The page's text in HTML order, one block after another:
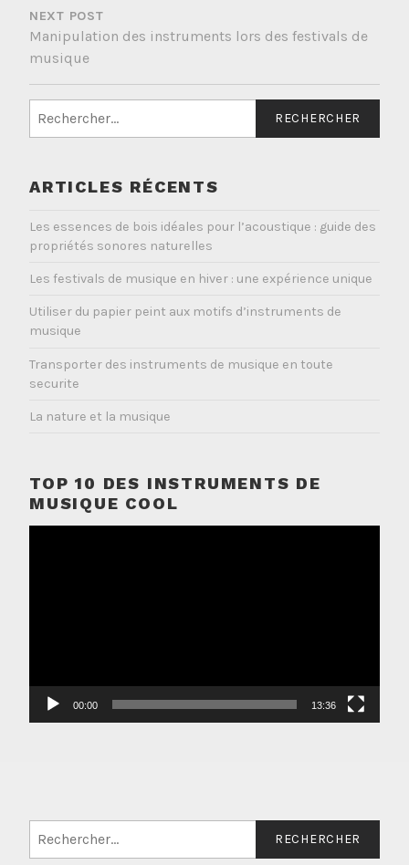
NEXT POST
Manipulation des instruments lors des festivals de
musique
ARTICLES RÉCENTS
Les essences de bois idéales pour l’acoustique : guide des
propriétés sonores naturelles
Les festivals de musique en hiver : une expérience unique
Utiliser du papier peint aux motifs d’instruments de
musique
Transporter des instruments de musique en toute
securite
La nature et la musique
TOP 10 DES INSTRUMENTS DE
MUSIQUE COOL
00:00 13:36